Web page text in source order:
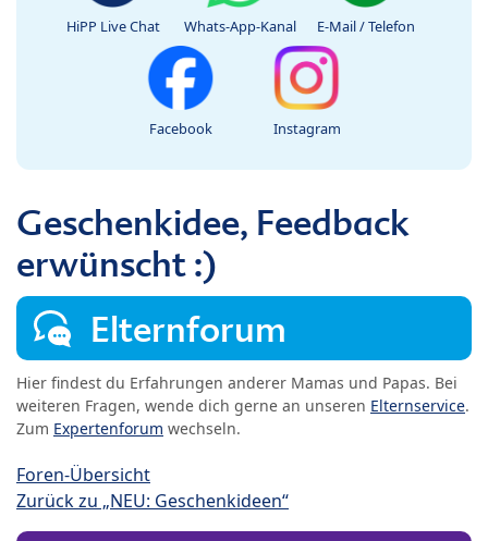
HiPP Live Chat Whats-App-Kanal E-Mail / Telefon
Facebook Instagram
Geschenkidee, Feedback
erwünscht :)
Elternforum
Hier findest du Erfahrungen anderer Mamas und Papas. Bei
weiteren Fragen, wende dich gerne an unseren Elternservice.
Zum Expertenforum wechseln.
Foren-Übersicht
Zurück zu „NEU: Geschenkideen“